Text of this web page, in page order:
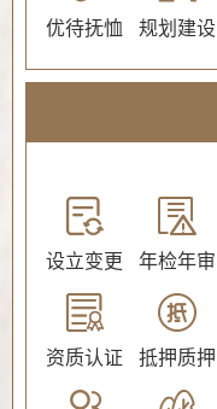
优待抚恤 规划建设
设立变更 年检年审
资质认证 抵押质押